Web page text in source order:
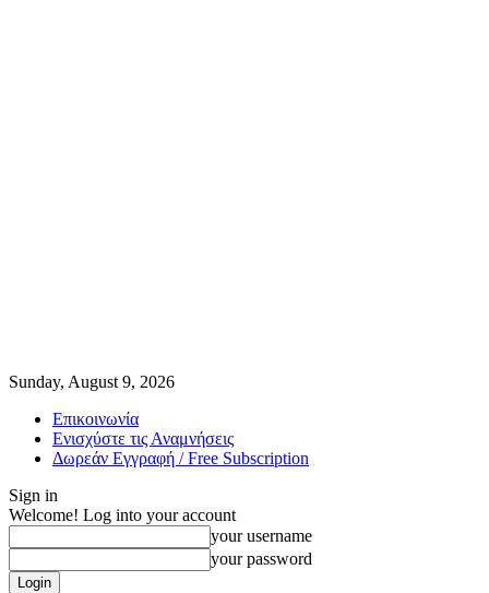
Sunday, August 9, 2026
Επικοινωνία
Ενισχύστε τις Αναμνήσεις
Δωρεάν Εγγραφή / Free Subscription
Sign in
Welcome! Log into your account
your username
your password